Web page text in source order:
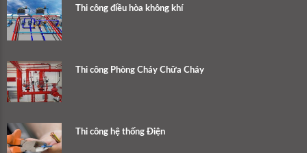
Thi công điều hòa không khí
Thi công Phòng Cháy Chữa Cháy
Thi công hệ thống Điện